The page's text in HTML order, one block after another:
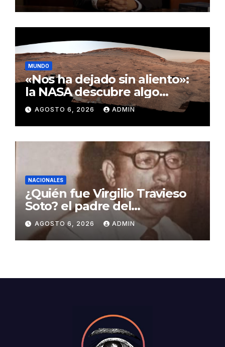
MUNDO
«Nos ha dejado sin aliento»:
la NASA descubre algo
insólito en Marte
AGOSTO 6, 2026 ADMIN
NACIONALES
¿Quién fue Virgilio Travieso
Soto? el padre del
baloncesto dominicano
AGOSTO 6, 2026 ADMIN